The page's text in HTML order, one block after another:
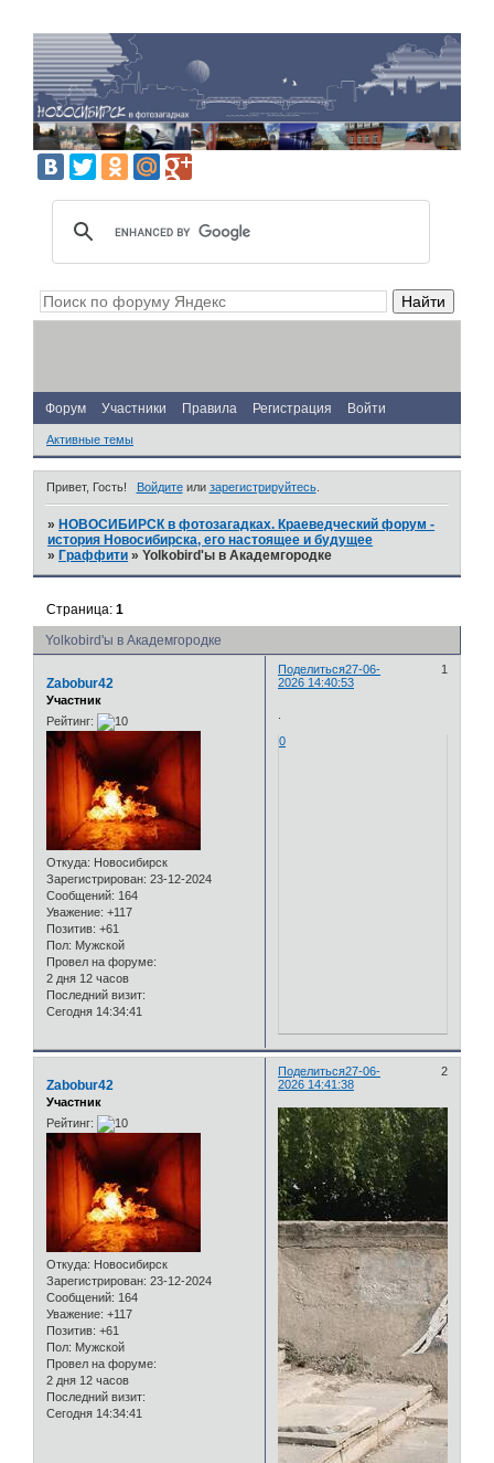
Форум Участники Правила Регистрация Войти
Активные темы
Привет, Гость! Войдитеили зарегистрируйтесь.
» НОВОСИБИРСК в фотозагадках. Краеведческий форум -
история Новосибирска, его настоящее и будущее
» Граффити »Yolkobird'ы в Академгородке
Yolkobird'ы в Академгородке
Страница:1
Поделиться 1
27-06-
2026 14:40:53
Zabobur42
Участник
Рейтинг:
Откуда: Новосибирск
Зарегистрирован: 23-12-2024
Сообщений: 164
Уважение: +117
Позитив: +61
Пол: Мужской
Провел на форуме:
2 дня 12 часов
Последний визит:
Сегодня 14:34:41
0
Поделиться 2
27-06-
2026 14:41:38
Zabobur42
Участник
Рейтинг:
Откуда: Новосибирск
Зарегистрирован: 23-12-2024
Сообщений: 164
Уважение: +117
Позитив: +61
Пол: Мужской
Провел на форуме:
2 дня 12 часов
Последний визит:
Сегодня 14:34:41